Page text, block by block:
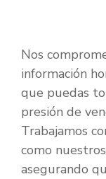
Nos
información
que puedas
presión de
Trabajamos
como
asegurando